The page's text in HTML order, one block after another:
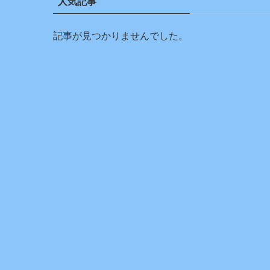
記事が見つかりませんでした。